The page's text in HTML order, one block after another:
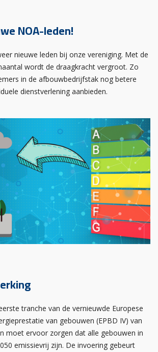
NOA-leden!
nieuwe leden bij onze vereniging. Met de
wordt de draagkracht vergroot. Zo
in de afbouwbedrijfstak nog betere
dienstverlening aanbieden.
tranche van de vernieuwde Europese
van gebouwen (EPBD IV) van
moet ervoor zorgen dat alle gebouwen in
emissievrij zijn. De invoering gebeurt